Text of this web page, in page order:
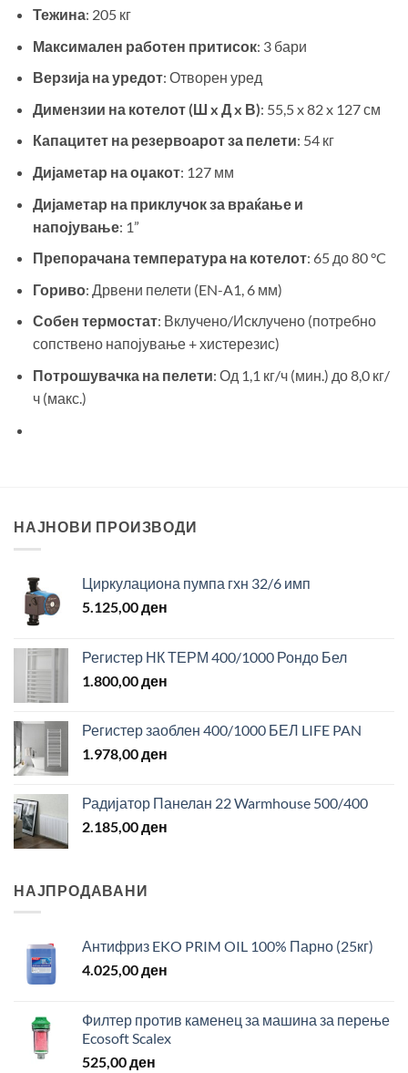
Тежина: 205 кг
Максимален работен притисок: 3 бари
Верзија на уредот: Отворен уред
Димензии на котелот (Ш x Д x В): 55,5 x 82 x 127 см
Капацитет на резервоарот за пелети: 54 кг
Дијаметар на оџакот: 127 мм
Дијаметар на приклучок за враќање и
напојување: 1”
Препорачана температура на котелот: 65 до 80 °C
Гориво: Дрвени пелети (EN-A1, 6 мм)
Собен термостат: Вклучено/Исклучено (потребно
сопствено напојување + хистерезис)
Потрошувачка на пелети: Од 1,1 кг/ч (мин.) до 8,0 кг/
ч (макс.)
НАЈНОВИ ПРОИЗВОДИ
Циркулациона пумпа гхн 32/6 имп
5.125,00ден
Регистер НК ТЕРМ 400/1000 Рондо Бел
1.800,00ден
Регистер заоблен 400/1000 БЕЛ LIFE PAN
1.978,00ден
Радијатор Панелан 22 Warmhouse 500/400
2.185,00ден
НАЈПРОДАВАНИ
Антифриз EKO PRIM OIL 100% Парно (25кг)
4.025,00ден
Филтер против каменец за машина за перење
Ecosoft Scalex
525,00ден